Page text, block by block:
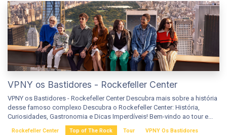
VPNY os Bastidores - Rockefeller Center
VPNY os Bastidores - Rockefeller Center Descubra mais sobre a história
desse famoso complexo Descubra o Rockefeller Center: História,
Curiosidades, Gastronomia e Dicas Imperdíveis! Bem-vindo ao tour e...
Rockefeller Center Top of The Rock Tour VPNY Os Bastidores